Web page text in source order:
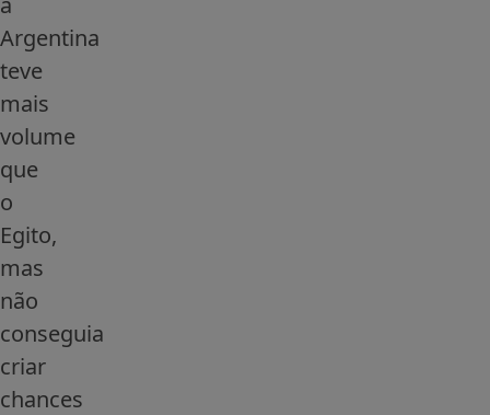
Argentina
teve
mais
volume
que
o
Egito,
mas
não
conseguia
criar
chances